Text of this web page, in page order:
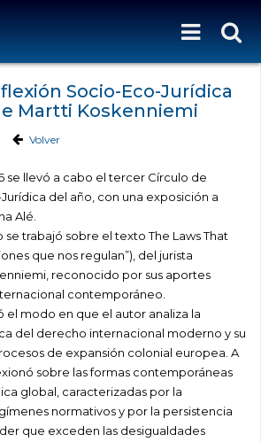
Socio-Eco-Jurídica
Martti Koskenniemi
Volver
se llevó a cabo el tercer Círculo de
del año, con una exposición a
Alé.
trabajó sobre el texto The Laws That
que nos regulan”), del jurista
reconocido por sus aportes
contemporáneo.
el modo en que el autor analiza la
del derecho internacional moderno y su
de expansión colonial europea. A
sobre las formas contemporáneas
global, caracterizadas por la
normativos y por la persistencia
que exceden las desigualdades